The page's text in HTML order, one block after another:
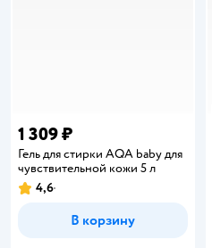
1 309 ₽
Гель для стирки AQA baby для
чувствительной кожи 5 л
Рейтинг:
4,6
В корзину